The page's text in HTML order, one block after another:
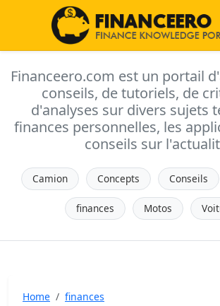
Financeero.com est un portail
conseils, de tutoriels, de
d'analyses sur divers sujets
finances personnelles, les
conseils sur
Camion Concepts Conseils
finances Motos
Home finances